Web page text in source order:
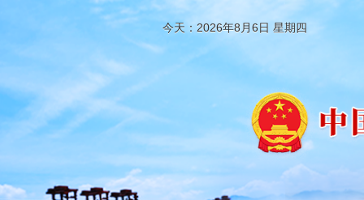
今天：2026年8月6日 星期四